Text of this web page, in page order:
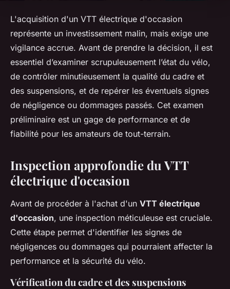
L'acquisition d'un VTT électrique d'occasion
représente un investissement malin, mais exige une
vigilance accrue. Avant de prendre la décision, il est
essentiel d’examiner scrupuleusement l’état du vélo,
de contrôler minutieusement la qualité du cadre et
des suspensions, et de repérer les éventuels signes
de négligence ou dommages passés. Cet examen
préliminaire est un gage de performance et de
fiabilité pour les amateurs de tout-terrain.
Inspection approfondie du VTT
électrique d'occasion
Avant de procéder à l'achat d'un VTT électrique
d'occasion, une inspection méticuleuse est cruciale.
Cette étape permet d'identifier les signes de
négligences ou dommages qui pourraient affecter la
performance et la sécurité du vélo.
Vérification du cadre et des suspensions